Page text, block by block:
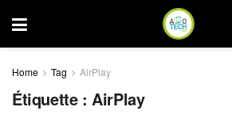
Home Tag AirPlay
Étiquette :AirPlay